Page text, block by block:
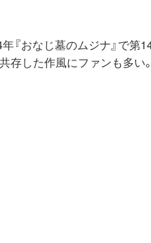
『おなじ墓のムジナ』で
存した作風にファンも多い。